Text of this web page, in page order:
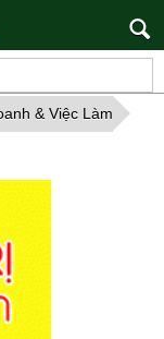
kiếm
& Việc Làm